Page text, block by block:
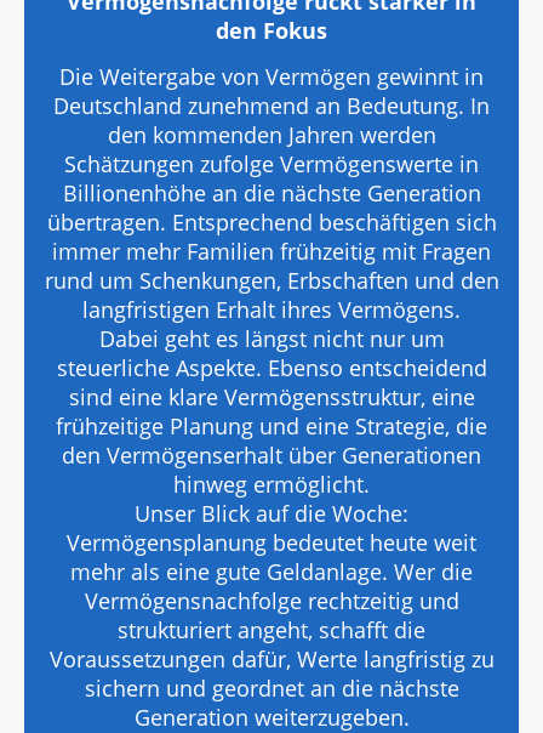
den Fokus
Die Weitergabe von Vermögen gewinnt in
Deutschland zunehmend an Bedeutung. In
den kommenden Jahren werden
Schätzungen zufolge Vermögenswerte in
Billionenhöhe an die nächste Generation
übertragen. Entsprechend beschäftigen sich
immer mehr Familien frühzeitig mit Fragen
rund um Schenkungen, Erbschaften und den
langfristigen Erhalt ihres Vermögens.
Dabei geht es längst nicht nur um
steuerliche Aspekte. Ebenso entscheidend
sind eine klare Vermögensstruktur, eine
frühzeitige Planung und eine Strategie, die
den Vermögenserhalt über Generationen
hinweg ermöglicht.
Unser Blick auf die Woche:
Vermögensplanung bedeutet heute weit
mehr als eine gute Geldanlage. Wer die
Vermögensnachfolge rechtzeitig und
strukturiert angeht, schafft die
Voraussetzungen dafür, Werte langfristig zu
sichern und geordnet an die nächste
Generation weiterzugeben.